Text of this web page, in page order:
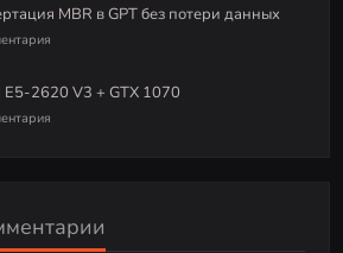
MBR в GPT без потери данных
E5-2620 V3 + GTX 1070